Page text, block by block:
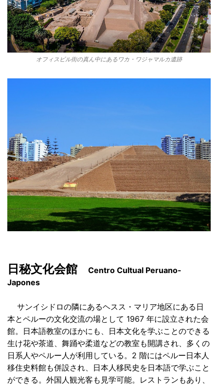
オフィスビル街の真ん中にあるワカ・ワジャマルカ遺跡
日秘文化会館
Centro Cultual Peruano-
Japones
サンイシドロの隣にあるヘスス・マリア地区にある日
本とペルーの文化交流の場として 1967 年に設立された会
館。日本語教室のほかにも、日本文化を学ぶことのできる
生け花や茶道、舞踊や柔道などの教室も開講され、多くの
日系人やペルー人が利用している。2 階にはペルー日本人
移住史料館も併設され、日本人移民史を日本語で学ぶこと
ができる。外国人観光客も見学可能。レストランもあり、